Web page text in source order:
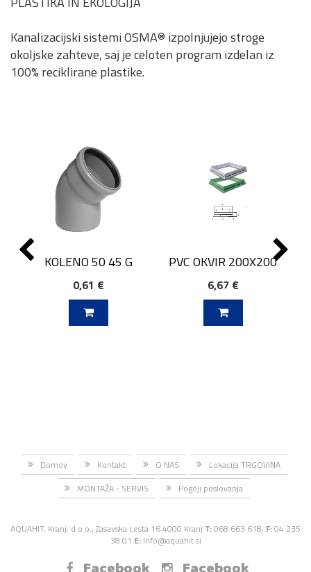
Kanalizacijski sistemi OSMA® izpolnjujejo stroge
okoljske zahteve, saj je celoten program izdelan iz
100% reciklirane plastike.
KOLENO 50 45 G
0,61 €
PVC OKVIR 200X200
6,67 €
Domov Kontakt O NAS
Lokacija TRGOVINA
MONTAŽA - SERVIS
Pogoji poslovanja
AQUAHIT, Kranj, d.o.o., Zasavska cesta 16 4000 Kranj T:068 663 618, F:04 235
38 01 E: Info@aquahit.si
Facebook Facebook